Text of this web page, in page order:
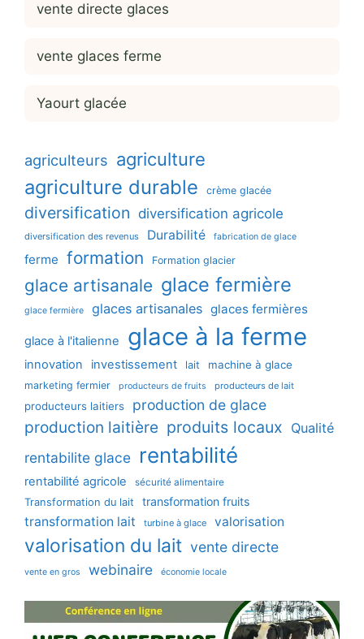
vente directe glaces
vente glaces ferme
Yaourt glacée
agriculteurs agriculture
agriculture durable crème glacée
diversification diversification agricole
diversification des revenus Durabilité fabrication de glace
ferme formation Formation glacier
glace artisanale glace fermière
glace fermière glaces artisanales glaces fermières
glace à l'italienne glace à la ferme
innovation investissement lait machine à glace
marketing fermier producteurs de fruits producteurs de lait
producteurs laitiers production de glace
production laitière produits locaux Qualité
rentabilite glace rentabilité
rentabilité agricole sécurité alimentaire
Transformation du lait transformation fruits
transformation lait turbine à glace valorisation
valorisation du lait vente directe
vente en gros webinaire économie locale